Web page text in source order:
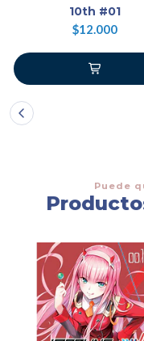
10th #01
$12.000
Puede